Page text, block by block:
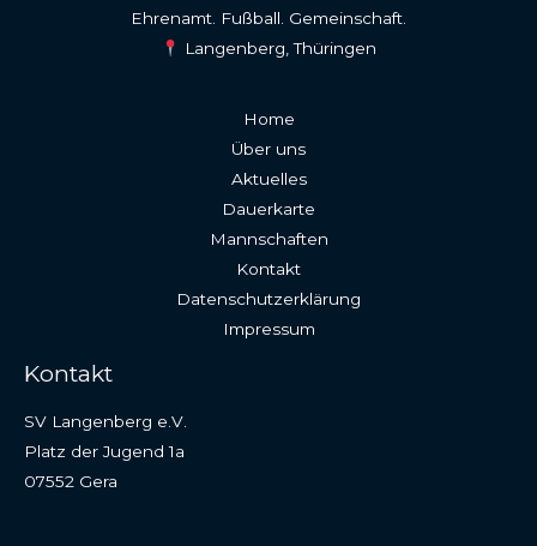
Ehrenamt. Fußball. Gemeinschaft.
Langenberg, Thüringen
Home
Über uns
Aktuelles
Dauerkarte
Mannschaften
Kontakt
Datenschutzerklärung
Impressum
Kontakt
SV Langenberg e.V.
Platz der Jugend 1a
07552 Gera